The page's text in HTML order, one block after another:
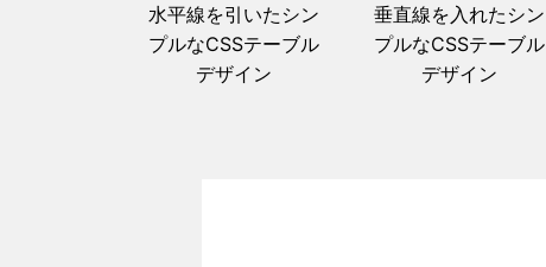
水平線を引いたシン
プルなCSSテーブル
デザイン
垂直線を入れたシン
プルなCSSテーブル
デザイン